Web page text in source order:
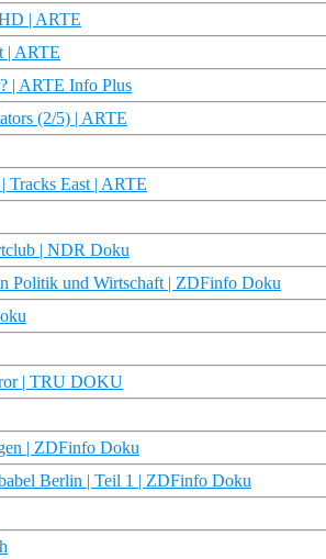
| ARTE
| ARTE
| ARTE Info Plus
(2/5) | ARTE
Tracks East | ARTE
| NDR Doku
Politik und Wirtschaft | ZDFinfo Doku
| TRU DOKU
| ZDFinfo Doku
Berlin | Teil 1 | ZDFinfo Doku